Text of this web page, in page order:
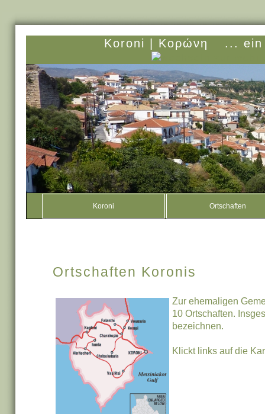
Koroni | Κορώνη ... ein
Koroni Ortschaften
Ortschaften Koronis
Zur ehemaligen
10 Ortschaften.
bezeichnen.
Klickt links auf die